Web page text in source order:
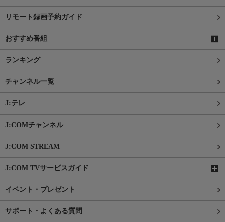
リモート録画予約ガイド
おすすめ番組
ランキング
チャンネル一覧
J:テレ
J:COMチャンネル
J:COM STREAM
J:COM TVサービスガイド
イベント・プレゼント
サポート・よくある質問